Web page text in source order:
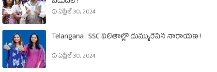
ఏప్రిల్ 30, 2024
Telangana : SSC ఫలితాల్లో దుమ్మురేపిన నారాయణ !
ఏప్రిల్ 30, 2024